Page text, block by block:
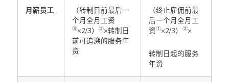
月薪员工
（转制日前最后一
个月全月工资
③×2/3） ②×转制日
前可追溯的服务年
资
（终止雇佣前最
后一个月全月工
资①×2/3） ②×
转制日起的服务
年资